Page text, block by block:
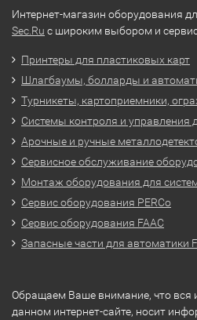
Интернет-магазин оборудования
Sec.Ru с широким выбором и
Принтеры для пластиковых карт
Шлагбаумы, болларды и
Турникеты, картоприемники,
Системы контроля и управления
Арочные и ручные
Сервисное обслуживание
Монтаж оборудования для
Сервис оборудования PERCo
Сервис оборудования FAAC
Запасные части для автоматики
Обращаем Ваше внимание, что
данном интернет-сайте, носит